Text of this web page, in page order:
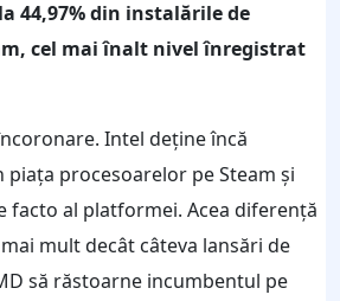
44,97% din instalările de
cel mai înalt nivel înregistrat
Intel deține încă
piața procesoarelor pe Steam și
facto al platformei. Acea diferență
mult decât câteva lansări de
să răstoarne incumbentul pe